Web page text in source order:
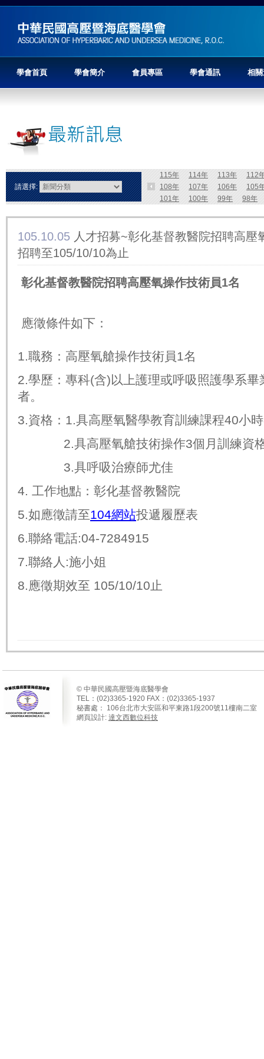
學會首頁 學會簡介 會員專區 學會通訊 相
請選擇:
115年 114年 113年
112
108年
107年 106年
105
101年
100年 99年 98年
105.10.05 人才招募~彰化基督教醫院招聘高壓
招聘至105/10/10為止
彰化基督教醫院招聘高壓氧操作技術員1名
應徵條件如下：
1.職務：高壓氧艙操作技術員1名
2.學歷：專科(含)以上護理或呼吸照護學系
者。
3.資格： 1.具高壓氧醫學教育訓練課程40小
2.具高壓氧艙技術操作3個月訓練資
3.具呼吸治療師尤佳
4. 工作地點：彰化基督教醫院
5.如應徵請至104網站投遞履歷表
6.聯絡電話:04-7284915
7.聯絡人 :施小姐
8.應徵期效至 105/10/10 止
© 中華民國高壓暨海底醫學會
TEL：(02)3365-1920 FAX：(02)3365-1937
秘書處：
106台北市大安區和平東路1段200號11樓南二室
網頁設計: 達文西數位科技